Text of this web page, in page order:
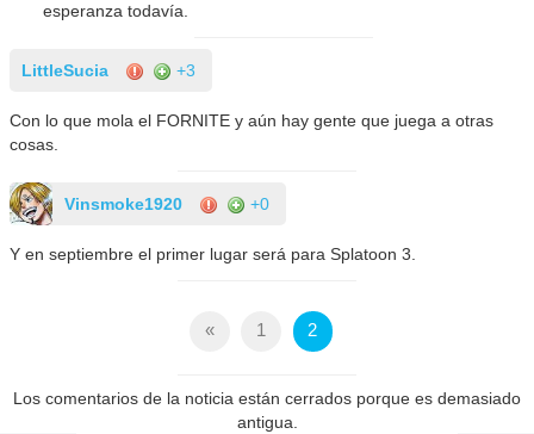
esperanza todavía.
LittleSucia +3
Con lo que mola el FORNITE y aún hay gente que juega a otras
cosas.
Vinsmoke1920 +0
Y en septiembre el primer lugar será para Splatoon 3.
« 1 2
Los comentarios de la noticia están cerrados porque es demasiado
antigua.